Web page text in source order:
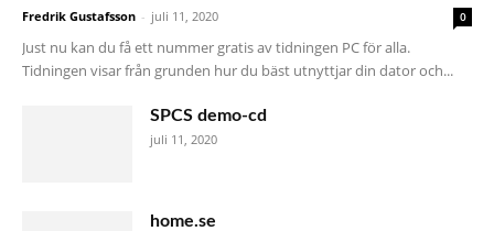
Fredrik Gustafsson - juli 11, 2020 0
Just nu kan du få ett nummer gratis av tidningen PC för alla.
Tidningen visar från grunden hur du bäst utnyttjar din dator och...
SPCS demo-cd
juli 11, 2020
home.se